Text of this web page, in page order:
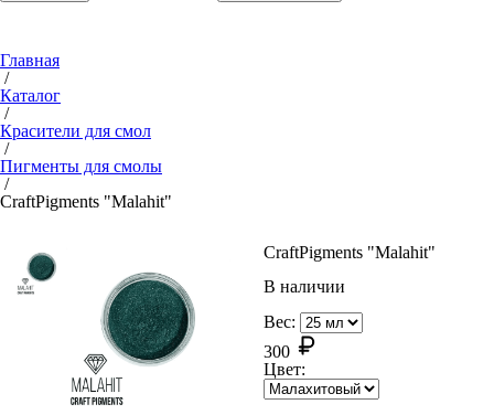
Главная
/
Каталог
/
Красители для смол
/
Пигменты для смолы
/
CraftPigments "Malahit"
CraftPigments "Malahit"
В наличии
Вес:
300
Цвет: